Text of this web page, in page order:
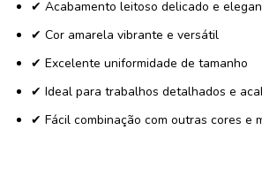
✔ Acabamento leitoso delicado e
✔ Cor amarela vibrante e versátil
✔ Excelente uniformidade de tamanho
✔ Ideal para trabalhos detalhados e
✔ Fácil combinação com outras cores e